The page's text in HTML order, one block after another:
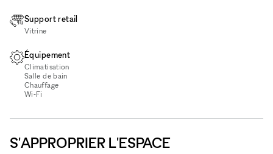
Support retail
Vitrine
Équipement
Climatisation
Salle de bain
Chauffage
Wi‑Fi
S'APPROPRIER L'ESPACE